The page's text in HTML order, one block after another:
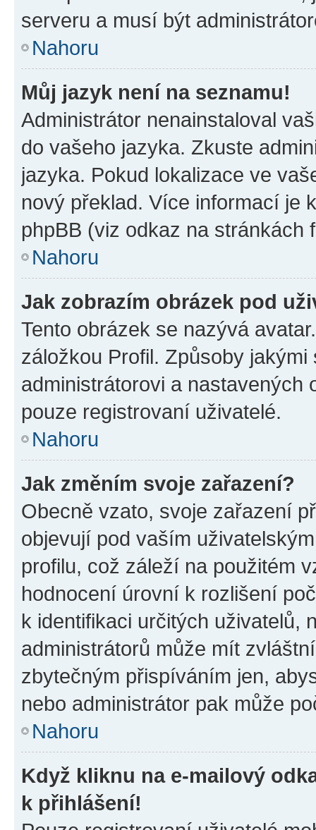
serveru a musí být
Nahoru
Můj jazyk není na seznamu!
Administrátor nenainstaloval
do vašeho jazyka. Zkuste
jazyka. Pokud lokalizace ve
nový překlad. Více informací je
phpBB (viz odkaz na stránkách
Nahoru
Jak zobrazím obrázek pod
Tento obrázek se nazývá
záložkou Profil. Způsoby
administrátorovi a nastavených
pouze registrovaní uživatelé.
Nahoru
Jak změním svoje zařazení?
Obecně vzato, svoje zařazení
objevují pod vaším
profilu, což záleží na použitém
hodnocení úrovní k rozlišení
k identifikaci určitých uživatelů,
administrátorů může mít
zbytečným přispíváním jen,
nebo administrátor pak může
Nahoru
Když kliknu na e-mailový
k přihlášení!